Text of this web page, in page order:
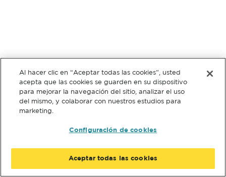
Al hacer clic en “Aceptar todas las cookies”, usted
acepta que las cookies se guarden en su dispositivo
para mejorar la navegación del sitio, analizar el uso
del mismo, y colaborar con nuestros estudios para
marketing.
Configuración de cookies
Aceptar todas las cookies